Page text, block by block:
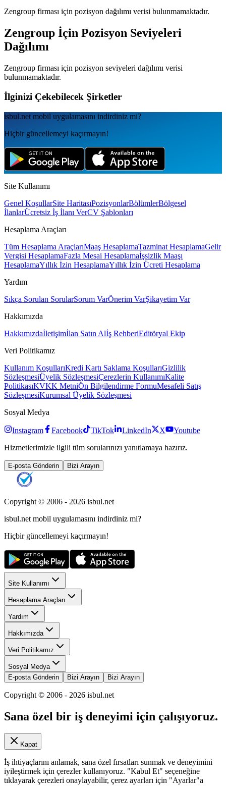
Zengroup firması için pozisyon dağılımı verisi bulunmamaktadır.
Zengroup İçin Pozisyon Seviyeleri
Dağılımı
Zengroup firması için pozisyon seviyeleri dağılımı verisi
bulunmamaktadır.
İlginizi Çekebilecek Şirketler
isbul.net mobil uygulamаsını indirdiniz mi?
Hiçbir güncellemeyi kaçırmayın!
Site Kullanımı
Genel KoşullarSite HaritasıPozisyonlarBölümlerBölgesel
İlanlarÜcretsiz İş İlanı VerCV Şablonları
Hesaplama Araçları
Tüm Hesaplama AraçlarıMaaş HesaplamaTazminat HesaplamaGelir
Vergisi HesaplamaFazla Mesai Hesaplamaİşsizlik Maaşı
HesaplamaYıllık İzin HesaplamaYıllık İzin Ücreti Hesaplama
Yardım
Sıkça Sorulan SorularSorum VarÖnerim VarŞikayetim Var
Hakkımızda
Hakkımızdaİletişimİlan Satın Alİş RehberiEditöryal Ekip
Veri Politikamız
Kullanım KoşullarıKredi Kartı Saklama KoşullarıGizlilik
SözleşmesiÜyelik SözleşmesiÇerezlerin KullanımıKalite
PolitikasıKVKK MetniÖn Bilgilendirme FormuMesafeli Satış
SözleşmesiKurumsal Üyelik Sözleşmesi
Sosyal Medya
Instagram Facebook TikTok LinkedIn X
Youtube
Hizmetlerimizle ilgili tüm sorularınızı yanıtlamaya hazırız.
E-posta Gönderin Bizi Arayın
Copyright © 2006 - 2026 isbul.net
isbul.net mobil uygulamasını indirdiniz mi?
Hiçbir güncellemeyi kaçırmayın!
Site Kullanımı
Hesaplama Araçları
Yardım
Hakkımızda
Veri Politikamız
Sosyal Medya
E-posta Gönderin
Bizi Arayın Bizi Arayın
Copyright © 2006 - 2026 isbul.net
Sana özel bir iş deneyimi için çalışıyoruz.
Kapat
İş ihtiyaçlarını anlamak, sana özel fırsatları sunmak ve deneyimini
iyileştirmek için çerezler kullanıyoruz. "Kabul Et" seçeneğine
tıklayarak çerezleri onaylayabilir, çerez ayarları için "Ayarlar"a